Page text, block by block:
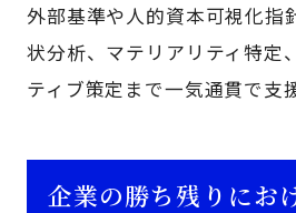
外部基準や人的資本可視化指
状分析、マテリアリティ特定
ティブ策定まで一気通貫で支
企業の勝ち残りにお